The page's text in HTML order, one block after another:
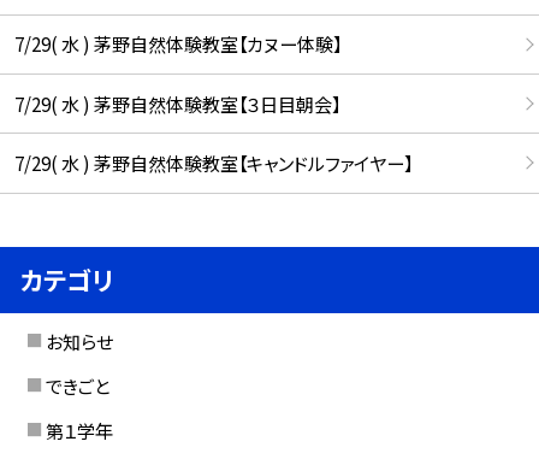
7/29( 水 ) 茅野自然体験教室【カヌー体験】
7/29( 水 ) 茅野自然体験教室【３日目朝会】
7/29( 水 ) 茅野自然体験教室【キャンドルファイヤー】
カテゴリ
お知らせ
できごと
第１学年